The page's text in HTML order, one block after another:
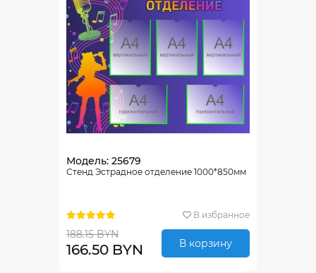
Модель: 25679
Стенд Эстрадное отделение 1000*850мм
В избранное
188.15 BYN
166.50 BYN В корзину